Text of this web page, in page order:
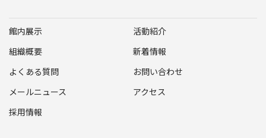
館内展示
活動紹介
組織概要
新着情報
よくある質問
お問い合わせ
メールニュース
アクセス
採用情報